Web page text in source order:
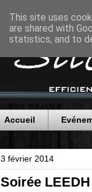
Accueil
3 février 2014
Soirée
This site uses
are shared with
statistics, and to